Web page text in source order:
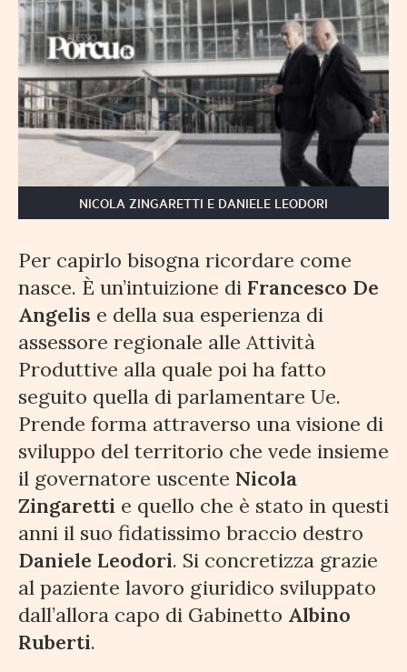
NICOLA ZINGARETTI E DANIELE LEODORI
Per capirlo bisogna ricordare come
nasce. È un’intuizione di Francesco De
Angelis e della sua esperienza di
assessore regionale alle Attività
Produttive alla quale poi ha fatto
seguito quella di parlamentare Ue.
Prende forma attraverso una visione di
sviluppo del territorio che vede insieme
il governatore uscente Nicola
Zingaretti e quello che è stato in questi
anni il suo fidatissimo braccio destro
Daniele Leodori. Si concretizza grazie
al paziente lavoro giuridico sviluppato
dall’allora capo di Gabinetto Albino
Ruberti.